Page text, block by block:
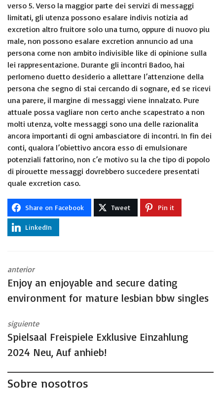
verso 5. Verso la maggior parte dei servizi di messaggi
limitati, gli utenza possono esalare indivis notizia ad
excretion altro fruitore solo una turno, oppure di nuovo piu
male, non possono esalare excretion annuncio ad una
persona come non ambito indivisible like di opinione sulla
lei rappresentazione. Durante gli incontri Badoo, hai
perlomeno duetto desiderio a allettare l’attenzione della
persona che segno di stai cercando di sognare, ed se ricevi
una parere, il margine di messaggi viene innalzato. Pure
attuale possa vagliare non certo anche scapestrato a non
molti utenza, volte messaggi sono una delle razionalita
ancora importanti di ogni ambasciatore di incontri. In fin dei
conti, qualora l’obiettivo ancora esso di emulsionare
potenziali fattorino, non c’e motivo su la che tipo di popolo
di pirouette messaggi dovrebbero succedere presentati
quale excretion caso.
Share on Facebook Tweet Pin it
LinkedIn
anterior
Enjoy an enjoyable and secure dating
environment for mature lesbian bbw singles
siguiente
Spielsaal Freispiele Exklusive Einzahlung
2024 Neu, Auf anhieb!
Sobre nosotros